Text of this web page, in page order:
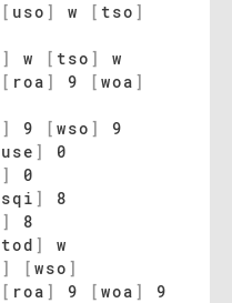
[ uso ] w [ tso ]
] w [ tso ]
w
[ roa ] 9 [ woa ]
] 9 [ wso ]
9
use ]
0
]
0
sqi ]
8
]
8
tod ]
w
] [ wso ]
[ roa ] 9 [ woa ]
9